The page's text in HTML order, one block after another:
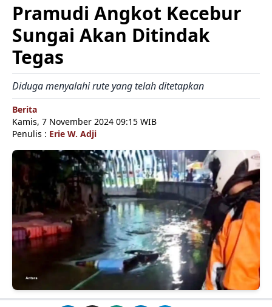
Pramudi Angkot Kecebur
Sungai Akan Ditindak
Tegas
Diduga menyalahi rute yang telah ditetapkan
Berita
Kamis, 7 November 2024 09:15 WIB
Penulis : Erie W. Adji